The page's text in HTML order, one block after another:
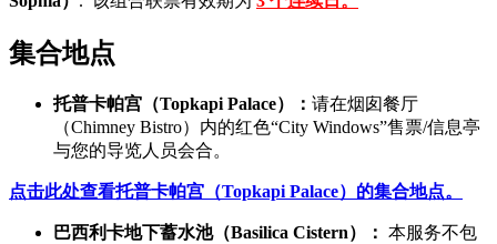
集合地点
托普卡帕宫（Topkapi Palace）： 请在烟囱餐厅
（Chimney Bistro）内的红色“City Windows”售票/信息亭
与您的导览人员会合。
点击此处查看托普卡帕宫（Topkapi Palace）的集合地点。
巴西利卡地下蓄水池（Basilica Cistern）： 本服务不包